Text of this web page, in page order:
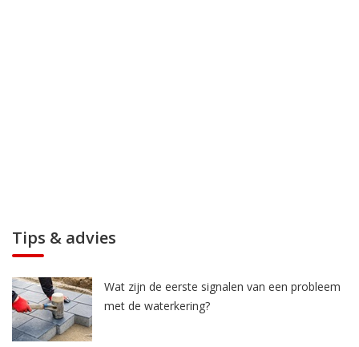
Tips & advies
Wat zijn de eerste signalen van een probleem
met de waterkering?